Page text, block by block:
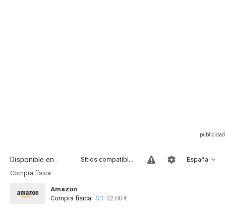
Disponible en... España
Sitios compatibles
Compra física
Amazon
Compra física: SD 22.00 €